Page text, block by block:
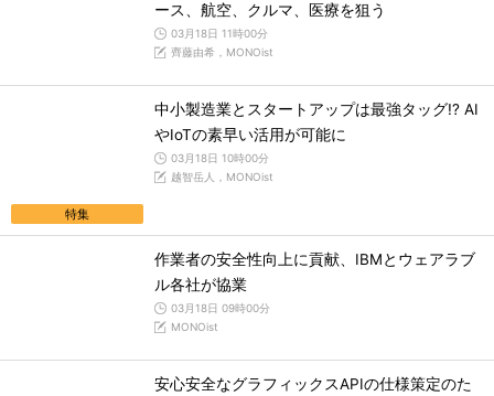
ース、航空、クルマ、医療を狙う
03月18日 11時00分
齊藤由希，MONOist
特集
中小製造業とスタートアップは最強タッグ!? AI
やIoTの素早い活用が可能に
03月18日 10時00分
越智岳人，MONOist
作業者の安全性向上に貢献、IBMとウェアラブ
ル各社が協業
03月18日 09時00分
MONOist
安心安全なグラフィックスAPIの仕様策定のた